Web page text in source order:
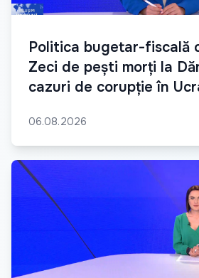
Politica bugetar-fiscală
Zeci de pești morți la
cazuri de corupție în
06.08.2026